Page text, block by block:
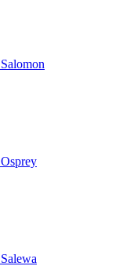
Salomon
Osprey
Salewa